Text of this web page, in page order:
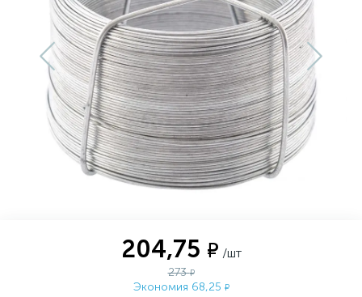
204,75 ₽ /шт
273₽
Экономия 68,25 ₽